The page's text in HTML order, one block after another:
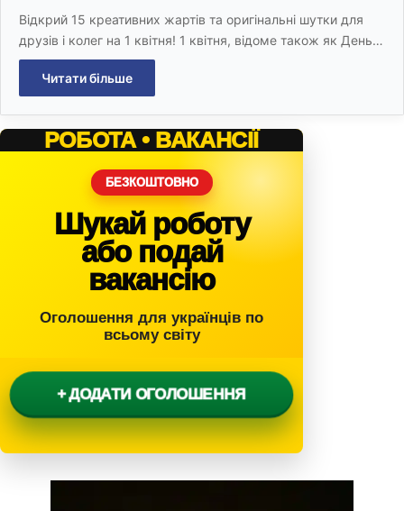
Відкрий 15 креативних жартів та оригінальні шутки для
друзів і колег на 1 квітня! 1 квітня, відоме також як День…
Читати більше
РОБОТА • ВАКАНСІЇ
БЕЗКОШТОВНО
Шукай роботу
або подай
вакансію
Оголошення для українців по
всьому світу
+ ДОДАТИ ОГОЛОШЕННЯ